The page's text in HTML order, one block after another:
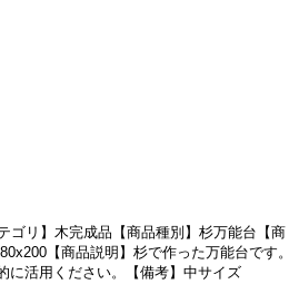
ゴリ】木完成品【商品種別】杉万能台【商
【商品説明】杉で作った万能台です。
に活用ください。【備考】中サイズ